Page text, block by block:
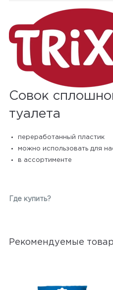
Совок
туалета
переработанный пластик
можно использовать для
в ассортименте
Где купить?
Рекомендуемые